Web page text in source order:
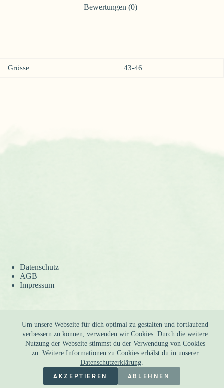
Um unsere Webseite für dich optimal zu gestalten und fortlaufend
verbessern zu können, verwenden wir Cookies. Durch die weitere
Nutzung der Webseite stimmst du der Verwendung von Cookies
zu. Weitere Informationen zu Cookies erhälst du in unserer
Datenschutzerklärung.
AKZEPTIEREN
ABLEHNEN
Bewertungen (0)
Grösse 43-46
Datenschutz
AGB
Impressum
Widerruf
Kontakt